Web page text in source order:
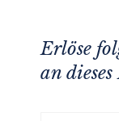
Erlöse
an